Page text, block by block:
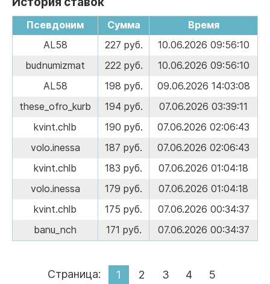
Псевдоним Сумма
Время
AL58
227 руб.
10.06.2026 09:56:10
budnumizmat
222 руб.
10.06.2026 09:56:10
AL58
198 руб.
09.06.2026 14:03:08
these_ofro_kurb
194 руб.
07.06.2026 03:39:11
kvint.chlb
190 руб.
07.06.2026 02:06:43
volo.inessa
187 руб.
07.06.2026 02:06:43
kvint.chlb
183 руб.
07.06.2026 01:04:18
volo.inessa
179 руб.
07.06.2026 01:04:18
kvint.chlb
175 руб.
07.06.2026 00:34:37
banu_nch
171 руб. 07.06.2026 00:34:37
Страница: 1 2 3 4 5